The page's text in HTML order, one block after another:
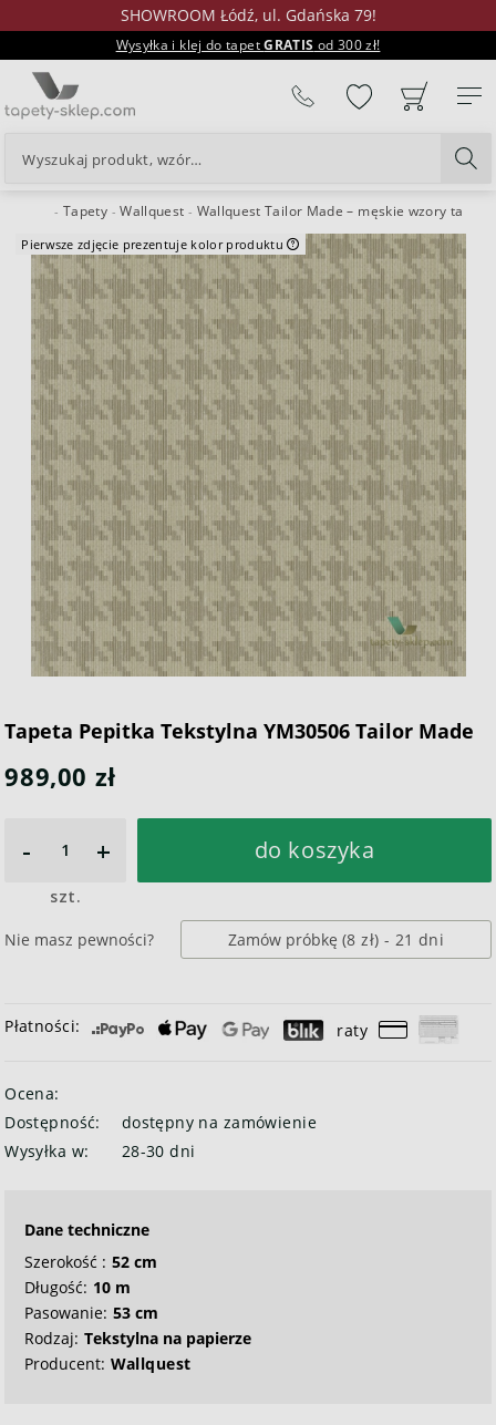
SHOWROOM Łódź, ul. Gdańska 79!
Wysyłka i klej do tapetGRATIS od 300 zł!
24H Tapety Wallquest Wallquest Tailor Made – męskie wzory tapet
Pierwsze zdjęcie prezentuje kolor produktu
Niniejsze zdjęcie prezentuje kolor produktu
Tapeta Pepitka Tekstylna YM30506 Tailor Made
989,00 zł
+
-
szt.
do koszyka
Nie masz pewności? Zamów próbkę (8 zł) - 21 dni
Płatności: raty
Ocena:
Dostępność:
dostępny na zamówienie
Wysyłka w:
28-30 dni
Dane techniczne
Szerokość : 52 cm
Długość: 10 m
Pasowanie: 53 cm
Rodzaj: Tekstylna na papierze
Producent: Wallquest